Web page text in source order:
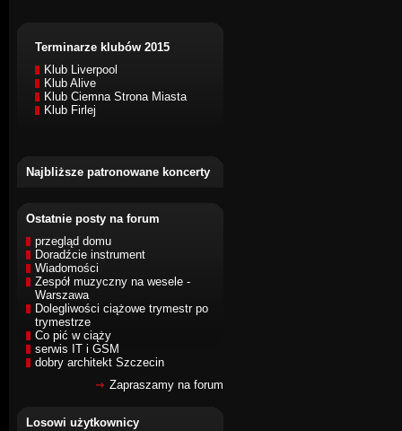
Terminarze klubów 2015
Klub Liverpool
Klub Alive
Klub Ciemna Strona Miasta
Klub Firlej
Najbliższe patronowane koncerty
Ostatnie posty na forum
przegląd domu
Doradźcie instrument
Wiadomości
Zespół muzyczny na wesele -
Warszawa
Dolegliwości ciążowe trymestr po
trymestrze
Co pić w ciąży
serwis IT i GSM
dobry architekt Szczecin
Zapraszamy na forum
Losowi użytkownicy